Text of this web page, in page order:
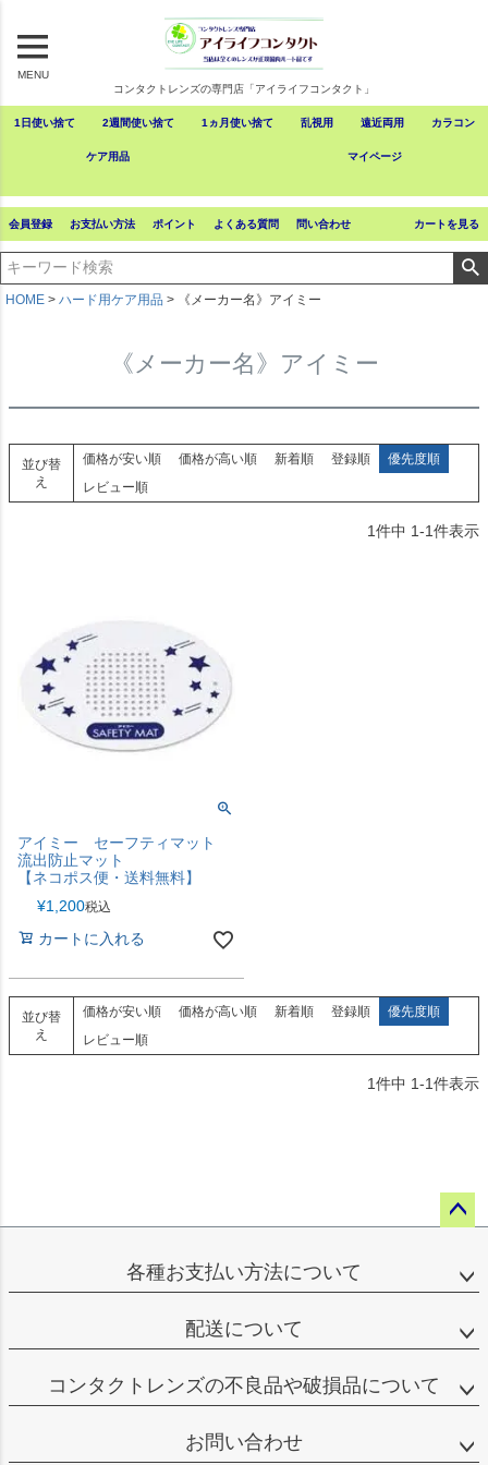
MENU
コンタクトレンズの専門店「アイライフコンタクト」
1日使い捨て 2週間使い捨て 1ヵ月使い捨て 乱視用 遠近両用 カラコン
ケア用品 マイページ
会員登録 お支払い方法 ポイント よくある質問 問い合わせ カートを見る
HOME ハード用ケア用品 《メーカー名》アイミー
《メーカー名》アイミー
並び替
え
価格が安い順 価格が高い順 新着順 登録順
優先度順
レビュー順
1件中 1-1件表示
アイミー セーフティマット
流出防止マット
【ネコポス便・送料無料】
¥1,200税込
カートに入れる
並び替
え
価格が安い順 価格が高い順 新着順 登録順
優先度順
レビュー順
1件中 1-1件表示
ップ
各種お支払い方法について
配送について
コンタクトレンズの不良品や破損品について
お問い合わせ